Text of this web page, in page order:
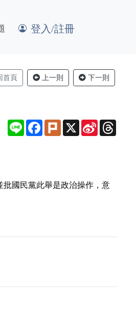
登入/註冊
首頁 上一則 下一則
Line Facebook
Plurk X
Sina
Weibo
國民黨此舉是政治操作，意